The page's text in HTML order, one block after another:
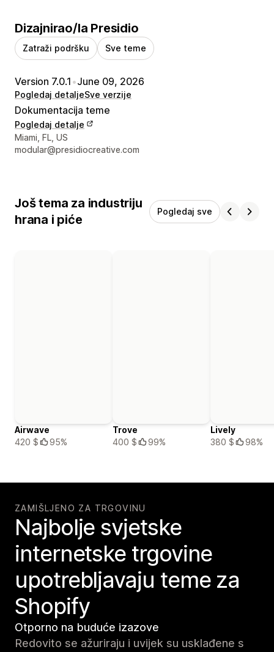
Dizajnirao/la Presidio
Zatraži podršku Sve teme
Version 7.0.1 •June 09, 2026
Pogledaj detaljeSve verzije
Dokumentacija teme
Pogledaj detalje
Podaci za kontakt dizajnera
Miami, FL, US
modular@presidiocreative.com
Još tema za industriju
hrana i piće
Pogledaj sve
Airwave
420 $
95%
Trove
400 $
99%
Lively
380 $
98%
ZAMIŠLJENO ZA TRGOVINU
Najbolje svjetske
internetske trgovine
upotrebljavaju teme za
Shopify
Otporno na buduće izazove
Redovito se ažuriraju i uvijek su usklađene s